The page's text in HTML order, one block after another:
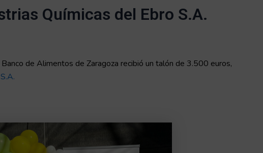
Químicas del Ebro S.A.
de Alimentos de Zaragoza recibió un talón de 3.500 euros,